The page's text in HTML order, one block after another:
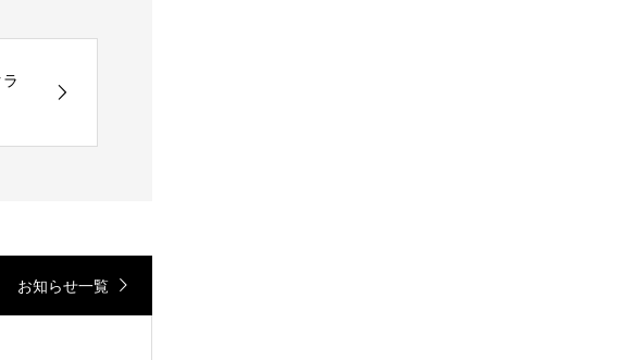
お知らせ一覧